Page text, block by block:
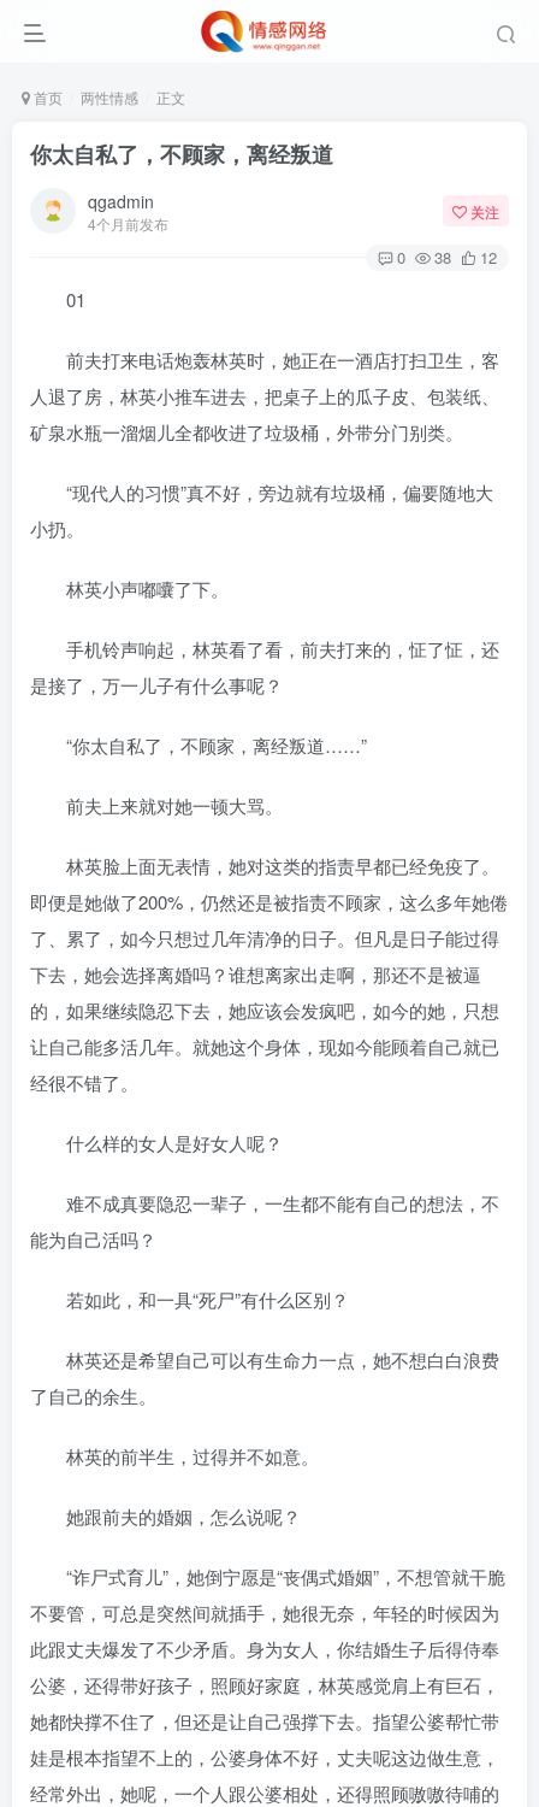
首页 两性情感 正文
你太自私了，不顾家，离经叛道
qgadmin
4个月前发布
关注
0 38 12
01
前夫打来电话炮轰林英时，她正在一酒店打扫卫生，客
人退了房，林英小推车进去，把桌子上的瓜子皮、包装纸、
矿泉水瓶一溜烟儿全都收进了垃圾桶，外带分门别类。
“现代人的习惯”真不好，旁边就有垃圾桶，偏要随地大
小扔。
林英小声嘟囔了下。
手机铃声响起，林英看了看，前夫打来的，怔了怔，还
是接了，万一儿子有什么事呢？
“你太自私了，不顾家，离经叛道……”
前夫上来就对她一顿大骂。
林英脸上面无表情，她对这类的指责早都已经免疫了。
即便是她做了200%，仍然还是被指责不顾家，这么多年她倦
了、累了，如今只想过几年清净的日子。但凡是日子能过得
下去，她会选择离婚吗？谁想离家出走啊，那还不是被逼
的，如果继续隐忍下去，她应该会发疯吧，如今的她，只想
让自己能多活几年。就她这个身体，现如今能顾着自己就已
经很不错了。
什么样的女人是好女人呢？
难不成真要隐忍一辈子，一生都不能有自己的想法，不
能为自己活吗？
若如此，和一具“死尸”有什么区别？
林英还是希望自己可以有生命力一点，她不想白白浪费
了自己的余生。
林英的前半生，过得并不如意。
她跟前夫的婚姻，怎么说呢？
“诈尸式育儿”，她倒宁愿是“丧偶式婚姻”，不想管就干脆
不要管，可总是突然间就插手，她很无奈，年轻的时候因为
此跟丈夫爆发了不少矛盾。身为女人，你结婚生子后得侍奉
公婆，还得带好孩子，照顾好家庭，林英感觉肩上有巨石，
她都快撑不住了，但还是让自己强撑下去。指望公婆帮忙带
娃是根本指望不上的，公婆身体不好，丈夫呢这边做生意，
经常外出，她呢，一个人跟公婆相处，还得照顾嗷嗷待哺的